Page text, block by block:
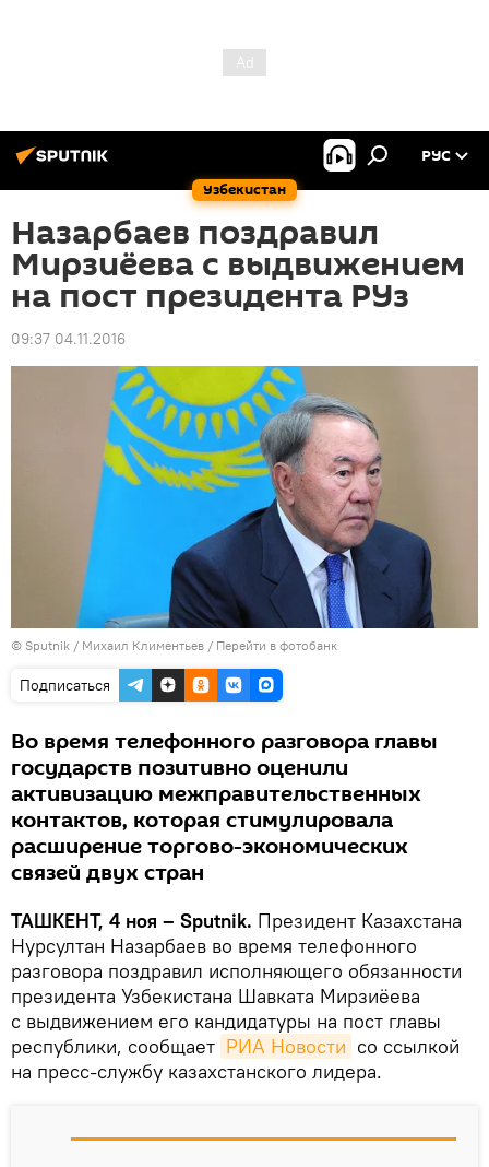
Узбекистан
РУС
Назарбаев поздравил
Мирзиёева с выдвижением
на пост президента РУз
09:37 04.11.2016
© Sputnik / Михаил Климентьев / Перейти в фотобанк
Подписаться
Во время телефонного разговора главы
государств позитивно оценили
активизацию межправительственных
контактов, которая стимулировала
расширение торгово-экономических
связей двух стран
ТАШКЕНТ, 4 ноя – Sputnik. Президент Казахстана
Нурсултан Назарбаев во время телефонного
разговора поздравил исполняющего обязанности
президента Узбекистана Шавката Мирзиёева
с выдвижением его кандидатуры на пост главы
республики, сообщает РИА Новости со ссылкой
на пресс-службу казахстанского лидера.